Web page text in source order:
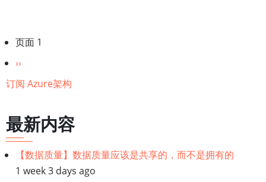
安
全
务
建
第
分
页
页面 1
下
一
››
订阅 Azure架构
最新内容
【数据质量】数据质量应该是共享的，而不是拥有的
1 week 3 days ago